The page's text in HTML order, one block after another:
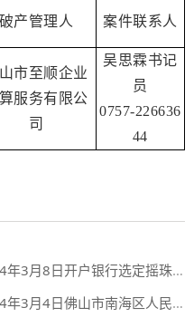
破产管理人 案件联系人
市至顺企业
服务有限公
司
吴思霖书记
员
0757-226636
44
（第一期合作银行第69期摇珠会、第二期合作银行第3期摇珠会）
山市南海区人民法院摇珠选定管理人结果